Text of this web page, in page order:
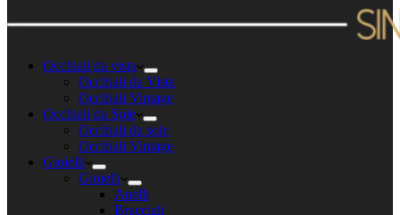
Occhiali da vista
Occhiali da Vista
Occhiali Vintage
Occhiali da Sole
Occhiali da sole
Occhiali Vintage
Gioielli
Gioielli
Anelli
Bracciali